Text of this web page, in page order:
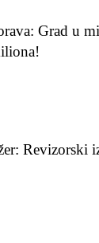
Grad u
Revizorski